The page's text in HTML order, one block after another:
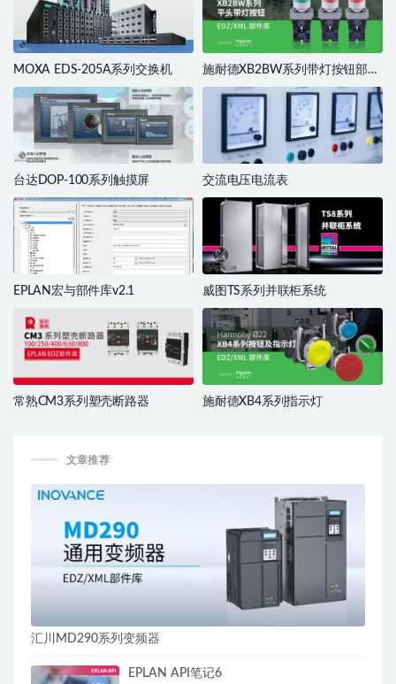
MOXA EDS-205A系列交换机
施耐德XB2BW系列带灯按钮部件
库
台达DOP-100系列触摸屏 交流电压电流表
EPLAN宏与部件库v2.1 威图TS系列并联柜系统
常熟CM3系列塑壳断路器 施耐德XB4系列指示灯
文章推荐
汇川MD290系列变频器
EPLAN API笔记6